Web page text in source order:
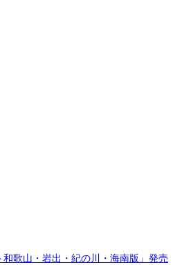
和歌山・岩出・紀の川・海南版」発売